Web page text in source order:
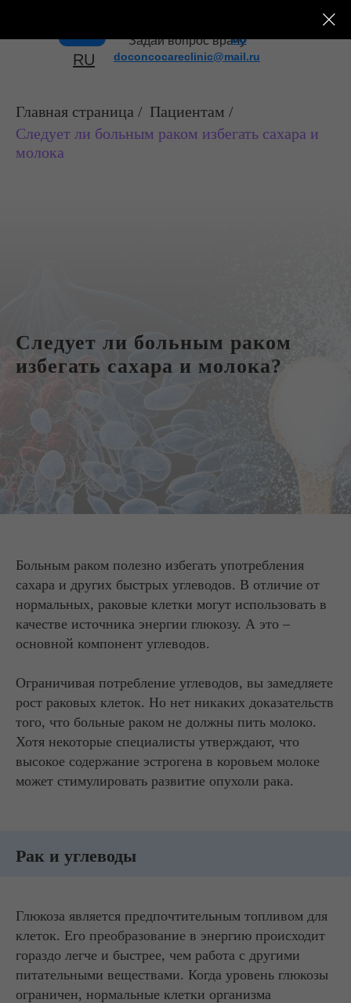
RU
Задай вопрос врачу
08
doconcocareclinic@mail.ru
Главная страница / Пациентам /
Следует ли больным раком избегать сахара и
молока
Следует ли больным раком
избегать сахара и молока?
Больным раком полезно избегать употребления
сахара и других быстрых углеводов. В отличие от
нормальных, раковые клетки могут использовать в
качестве источника энергии глюкозу. А это –
основной компонент углеводов.
Ограничивая потребление углеводов, вы замедляете
рост раковых клеток. Но нет никаких доказательств
того, что больные раком не должны пить молоко.
Хотя некоторые специалисты утверждают, что
высокое содержание эстрогена в коровьем молоке
может стимулировать развитие опухоли рака.
Рак и углеводы
Глюкоза является предпочтительным топливом для
клеток. Его преобразование в энергию происходит
гораздо легче и быстрее, чем работа с другими
питательными веществами. Когда уровень глюкозы
ограничен, нормальные клетки организма